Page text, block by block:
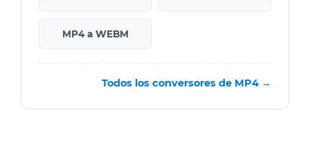
MP4 a WEBM
Todos los conversores de MP4 →